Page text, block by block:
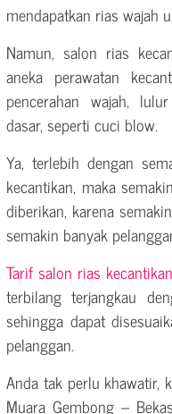
mendapatkan rias wajah
Namun, salon rias
aneka perawatan
pencerahan wajah,
dasar, seperti cuci blow.
Ya, terlebih dengan
kecantikan, maka
diberikan, karena
semakin banyak
Tarif salon rias
terbilang terjangkau
sehingga dapat
pelanggan.
Anda tak perlu khawatir,
Muara Gembong –